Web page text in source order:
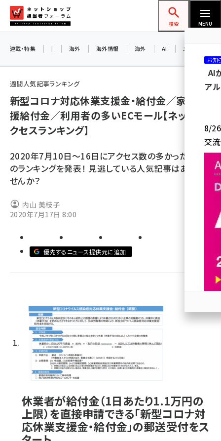
ン
ネットショップ担当者フォーラム
検索 MENU
amazon (2232)
yahoo (1894)
ecbeing (1203)
アスクル (1112)
base (1068)
ビィ・フォアード (768)
revico (737)
連載・特集 | 海外 海外情報 海外 AI メタバース
週間人気記事ランキング
新型コロナ対応休業支援金・給付金／家賃支
援給付金／利用者の多いECモール【ネッ担ア
クセスランキング】
2020年7月10日～16日にアクセス数の多かった記事
のランキングを発表！ 見逃している人気記事はありま
せんか？
内山 美枝子
2020年7月17日 8:00
優先するニュース提供元に追加
休業者が給付金（1日あたり1.1万円の
上限）を直接申請できる「新型コロナ対
応休業支援金・給付金」の郵送受付をス
お知
AI
ア
8/26
交
参